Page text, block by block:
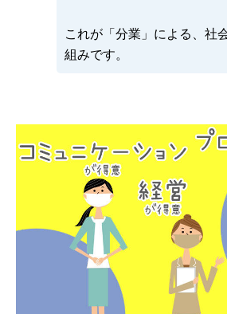
これが「分業」による、社
組みです。